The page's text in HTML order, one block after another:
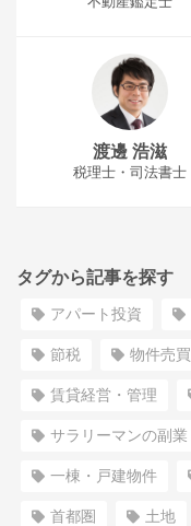
渡邊 浩滋
税理士・司法書士
タグから記事を探す
アパート投資
節税 物件売買
賃貸経営・管理
サラリーマンの副業
一棟・戸建物件
首都圏 土地